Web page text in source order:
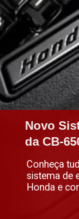
Novo
da CB-
Novo
da CB-
Conheça
sistema de
Honda e